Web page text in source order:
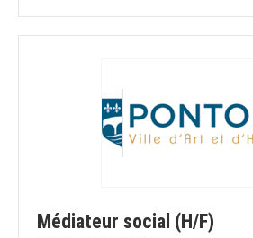
Médiateur social (H/F)